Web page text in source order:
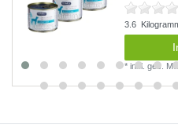
3.6
*inkl. ges.